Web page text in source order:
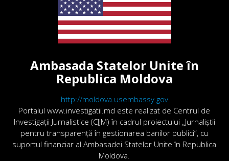
Ambasada Statelor Unite în
Republica Moldova
http://moldova.usembassy.gov
Portalul www.investigatii.md este realizat de Centrul de
Investigații Jurnalistice (CIJM) în cadrul proiectului „Jurnaliștii
pentru transparență în gestionarea banilor publici”, cu
suportul financiar al Ambasadei Statelor Unite în Republica
Moldova.